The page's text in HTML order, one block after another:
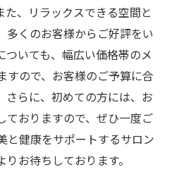
た、リラックスできる空間と
多くのお客様からご好評をい
ついても、幅広い価格帯のメ
すので、お客様のご予算に合
さらに、初めての方には、お
ておりますので、ぜひ一度ご
と健康をサポートするサロン
お待ちしております。